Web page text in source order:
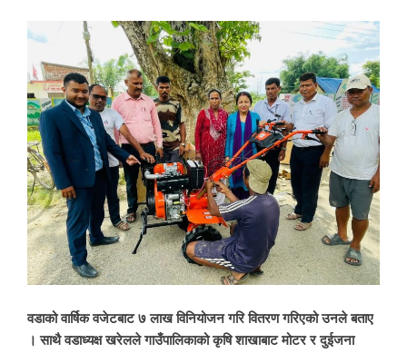
वडाको वार्षिक वजेटबाट ७ लाख विनियोजन गरि वितरण गरिएको उनले बताए
। साथै वडाध्यक्ष खरेलले गाउँपालिकाको कृषि शाखाबाट मोटर र दुईजना